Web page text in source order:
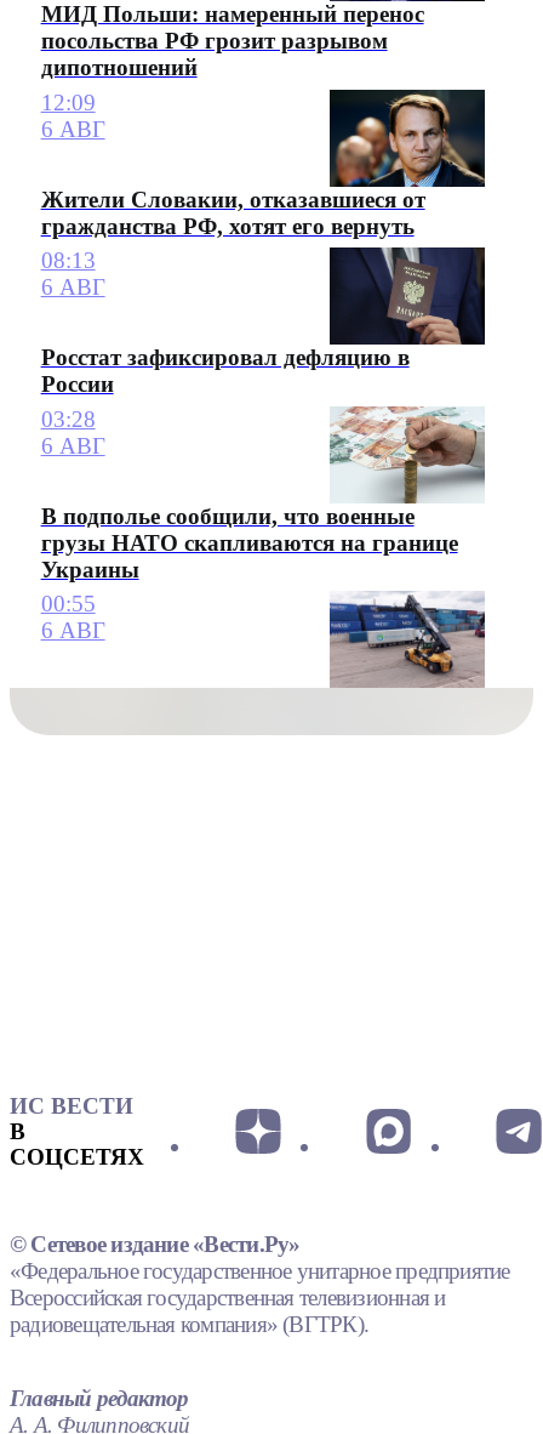
МИД Польши: намеренный перенос
посольства РФ грозит разрывом
дипотношений
12:09
6 АВГ
Жители Словакии, отказавшиеся от
гражданства РФ, хотят его вернуть
08:13
6 АВГ
Росстат зафиксировал дефляцию в
России
03:28
6 АВГ
В подполье сообщили, что военные
грузы НАТО скапливаются на границе
Украины
00:55
6 АВГ
ИС ВЕСТИ
В
СОЦСЕТЯХ
© Сетевое издание «Вести.Ру»
«Федеральное государственное унитарное предприятие
Всероссийская государственная телевизионная и
радиовещательная компания» (ВГТРК).
Главный редактор
А. А. Филипповский